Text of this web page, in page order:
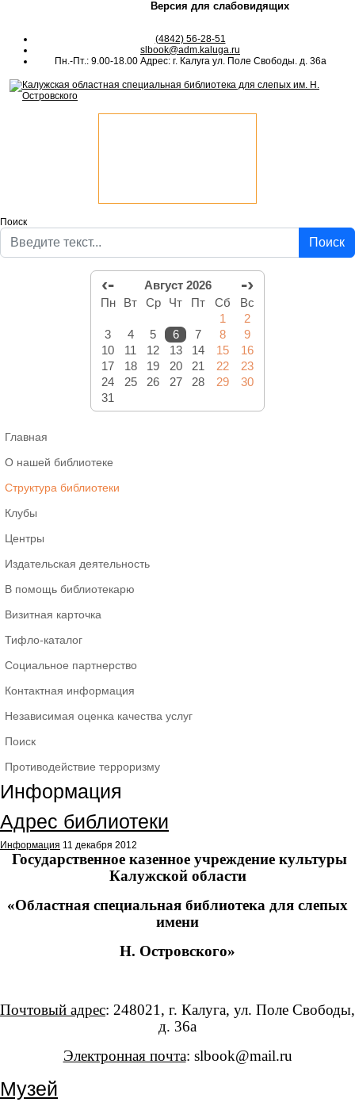
Версия для слабовидящих
(4842) 56-28-51
slbook@adm.kaluga.ru
Пн.-Пт.: 9.00-18.00 Адрес: г. Калуга ул. Поле Свободы. д. 36а
Поиск
Поиск
‹- Август 2026 -›
Пн Вт Ср Чт Пт Сб
Вс
1
2
3
4 5 6 7 8
9
10
11 12 13 14 15
16
17
18 19 20 21 22
23
24
25 26 27 28 29
30
31
Главная
О нашей библиотеке
Структура библиотеки
Клубы
Центры
Издательская деятельность
В помощь библиотекарю
Визитная карточка
Тифло-каталог
Социальное партнерство
Контактная информация
Независимая оценка качества услуг
Поиск
Противодействие терроризму
Информация
Адрес библиотеки
Информация 11 декабря 2012
Государственное казенное учреждение культуры
Калужской области
«Областная специальная библиотека для слепых
имени
Н. Островского»
Почтовый адрес: 248021, г. Калуга, ул. Поле Свободы,
д. 36а
Электронная почта: slbook@mail.ru
Музей